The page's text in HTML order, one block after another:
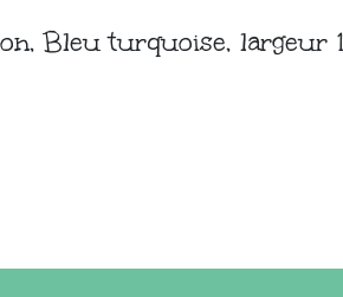
Bleu turquoise, largeur